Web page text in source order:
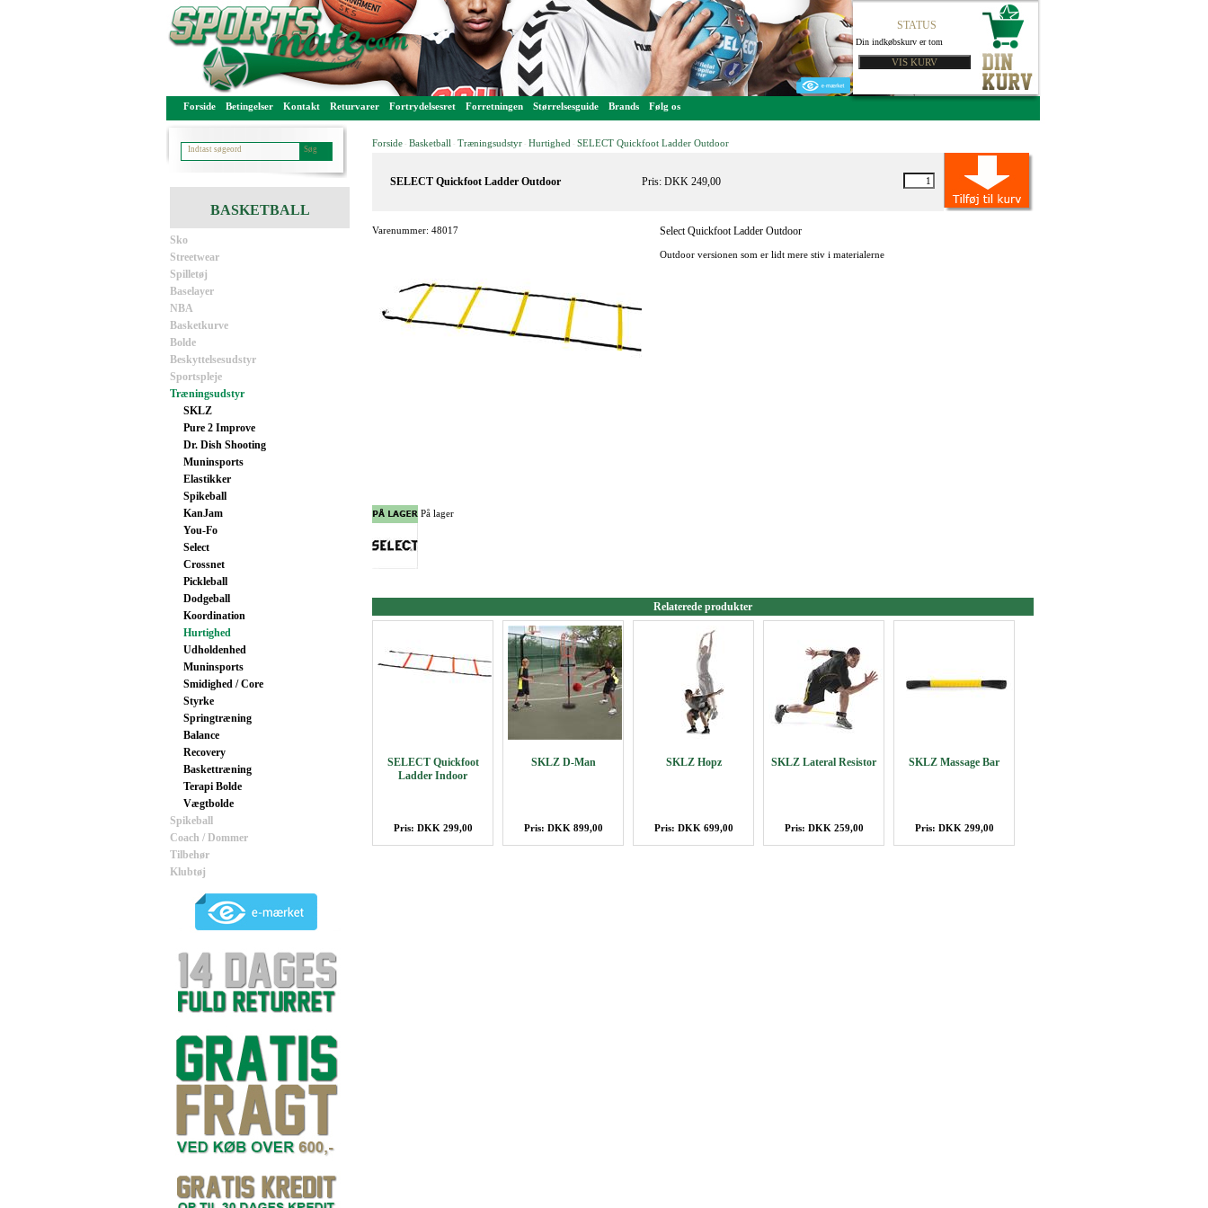
STATUS
Din indkøbskurv er tom
Forside Betingelser Kontakt Returvarer Fortrydelsesret Forretningen Størrelsesguide Brands Følg os
BASKETBALL
Sko
Streetwear
Spilletøj
Baselayer
NBA
Basketkurve
Bolde
Beskyttelsesudstyr
Sportspleje
Træningsudstyr
SKLZ
Pure 2 Improve
Dr. Dish Shooting
Muninsports
Elastikker
Spikeball
KanJam
You-Fo
Select
Crossnet
Pickleball
Dodgeball
Koordination
Hurtighed
Udholdenhed
Muninsports
Smidighed / Core
Styrke
Springtræning
Balance
Recovery
Baskettræning
Terapi Bolde
Vægtbolde
Spikeball
Coach / Dommer
Tilbehør
Klubtøj
Forside Basketball Træningsudstyr Hurtighed SELECT Quickfoot Ladder Outdoor
SELECT Quickfoot Ladder Outdoor Pris: DKK 249,00
Varenummer: 48017 Select Quickfoot Ladder Outdoor
Outdoor versionen som er lidt mere stiv i materialerne
På lager
Relaterede produkter
SELECT Quickfoot
Ladder Indoor
Pris: DKK 299,00
SKLZ D-Man
Pris: DKK 899,00
SKLZ Hopz
Pris: DKK 699,00
SKLZ Lateral Resistor
Pris: DKK 259,00
SKLZ Massage Bar
Pris: DKK 299,00